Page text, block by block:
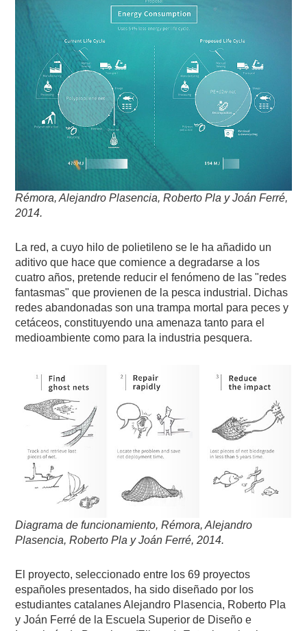
Rémora, Alejandro Plasencia, Roberto Pla y Joán Ferré,
2014.
La red, a cuyo hilo de polietileno se le ha añadido un
aditivo que hace que comience a degradarse a los
cuatro años, pretende reducir el fenómeno de las "redes
fantasmas" que provienen de la pesca industrial. Dichas
redes abandonadas son una trampa mortal para peces y
cetáceos, constituyendo una amenaza tanto para el
medioambiente como para la industria pesquera.
Diagrama de funcionamiento, Rémora, Alejandro
Plasencia, Roberto Pla y Joán Ferré, 2014.
El proyecto, seleccionado entre los 69 proyectos
españoles presentados, ha sido diseñado por los
estudiantes catalanes Alejandro Plasencia, Roberto Pla
y Joán Ferré de la Escuela Superior de Diseño e